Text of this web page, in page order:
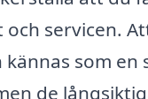
servicen.
kännas som en
de